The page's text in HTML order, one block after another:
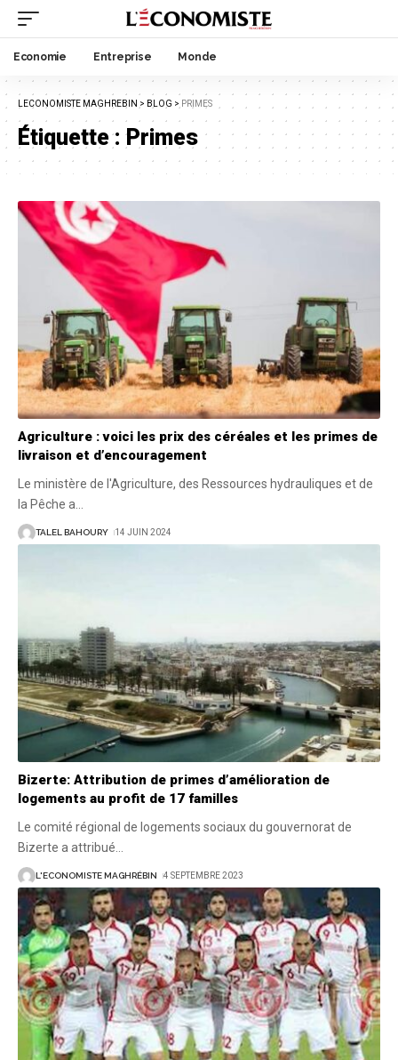
Economie Entreprise Monde
LECONOMISTE MAGHREBIN > BLOG > PRIMES
Étiquette :Primes
Agriculture : voici les prix des céréales et les primes de
livraison et d’encouragement
Le ministère de l'Agriculture, des Ressources hydrauliques et de
la Pêche a
TALEL BAHOURY 14 JUIN 2024
Bizerte: Attribution de primes d’amélioration de
logements au profit de 17 familles
Le comité régional de logements sociaux du gouvernorat de
Bizerte a attribué
L'ECONOMISTE MAGHRÉBIN 4 SEPTEMBRE 2023